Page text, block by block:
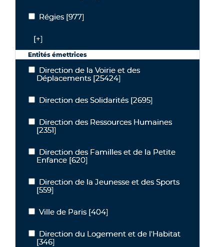
RégiesRégies [977]
[+]
Entités émettrices
Direction de la Voirie et des Déplacements
Direction de la Voirie et des
Déplacements [25424]
Direction des Solidarités
Direction des Solidarités [2695]
Direction des Ressources Humaines
Direction des Ressources Humaines
[2351]
Direction des Familles et de la Petite Enfance
Direction des Familles et de la Petite
Enfance [620]
Direction de la Jeunesse et des Sports
Direction de la Jeunesse et des Sports
[559]
Ville de Paris
Ville de Paris [404]
Direction du Logement et de l'Habitat
Direction du Logement et de l'Habitat
[346]